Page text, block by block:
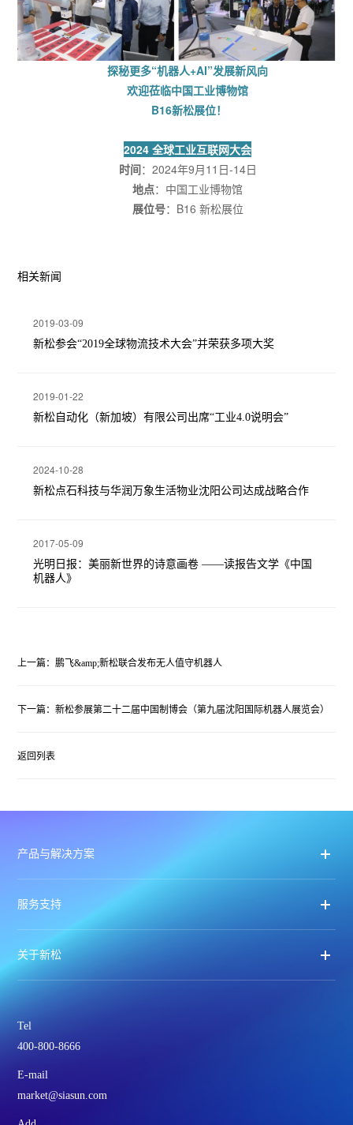
探秘更多“机器人+AI”发展新风向
欢迎莅临中国工业博物馆
B16新松展位！
2024 全球工业互联网大会
时间：2024年9月11日-14日
地点：中国工业博物馆
展位号：B16 新松展位
相关新闻
2019-03-09
新松参会“2019全球物流技术大会”并荣获多项大奖
2019-01-22
新松自动化（新加坡）有限公司出席“工业4.0说明会”
2024-10-28
新松点石科技与华润万象生活物业沈阳公司达成战略合作
2017-05-09
光明日报：美丽新世界的诗意画卷 ——读报告文学《中国
机器人》
上一篇：鹏飞&amp;新松联合发布无人值守机器人
下一篇：新松参展第二十二届中国制博会（第九届沈阳国际机器人展览会）
返回列表
产品与解决方案
服务支持
关于新松
Tel
400-800-8666
E-mail
market@siasun.com